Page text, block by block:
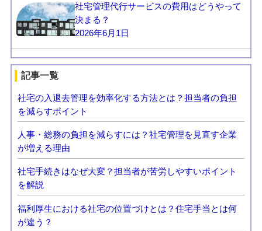
社宅管理代行サービスの費用はどうやって
決まる？
2026年6月1日
記事一覧
社宅の入退去管理を効率化する方法とは？担当者の負担
を減らすポイント
人事・総務の負担を減らすには？社宅管理を見直す企業
が増える理由
社宅手続きはなぜ大変？担当者が苦労しやすいポイント
を解説
福利厚生における社宅の位置づけとは？住宅手当とは何
が違う？